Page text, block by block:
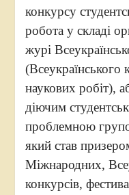
конкурсу
робота у складі
журі
(Всеукраїнського
наукових робіт),
діючим
проблемною
який став
Міжнародних,
конкурсів,